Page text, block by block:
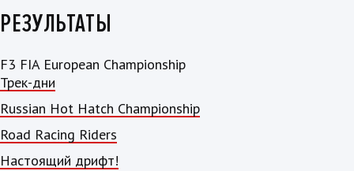
РЕЗУЛЬТАТЫ
F3 FIA European Championship
Трек-дни
Russian Hot Hatch Championship
Road Racing Riders
Настоящий дрифт!